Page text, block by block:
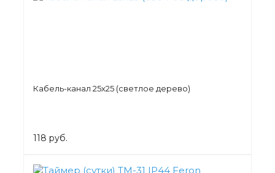
Кабель-канал 25х25 (светлое дерево)
118 руб.